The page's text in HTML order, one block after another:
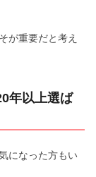
が重要だと考え
年以上選ば
になった方もい